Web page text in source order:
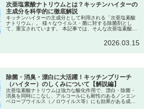
次亜塩素酸ナトリウムとは？キッチンハイターの
主成分を科学的に徹底解説
キッチンハイターの主成分として利用される「次亜塩素酸
ナトリウム」。 様々なウイルス・菌に対する除菌剤とし
て、重宝されています。 本記事では、そんな次亜塩素酸ナ
ム、使える場面と注意点、そして家庭で安全に扱うための
使用方法など、科学的な視点から体系的に解説します。
2026.03.15
除菌・消臭・漂白に大活躍！キッチンブリーチ
（ハイター）のしくみについて【解説編】
次亜塩素酸ナトリウムは強力な酸化作用で、漂白・除菌・
消臭を同時にこなし、アルコールにも耐性のあるノンエン
ベロープウイルス（ノロウイルス等）にも効果がある成分